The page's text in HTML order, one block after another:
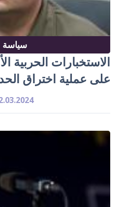
سياسة
الاستخبارات الحربية
على عملية اختراق